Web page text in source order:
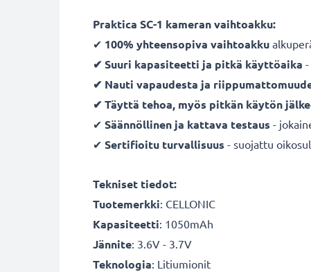
Praktica SC-1 kameran vaihtoakku:
✔ 100% yhteensopiva vaihtoakku
✔ Suuri kapasiteetti ja pitkä käyttöaika
✔ Nauti vapaudesta ja
✔ Täyttä tehoa, myös pitkän käytön
✔ Säännöllinen ja kattava testaus -
✔ Sertifioitu turvallisuus - suojattu
Tekniset tiedot:
Tuotemerkki: CELLONIC
Kapasiteetti: 1050mAh
Jännite: 3.6V - 3.7V
Teknologia: Litiumionit